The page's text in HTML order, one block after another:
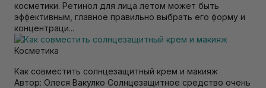
косметики. Ретинол для лица летом может быть
эффективным, главное правильно выбрать его форму и
концентраци...
Косметика
Как совместить солнцезащитный крем и макияж
Автор: Олеся Вакулко Солнцезащитное средство очень